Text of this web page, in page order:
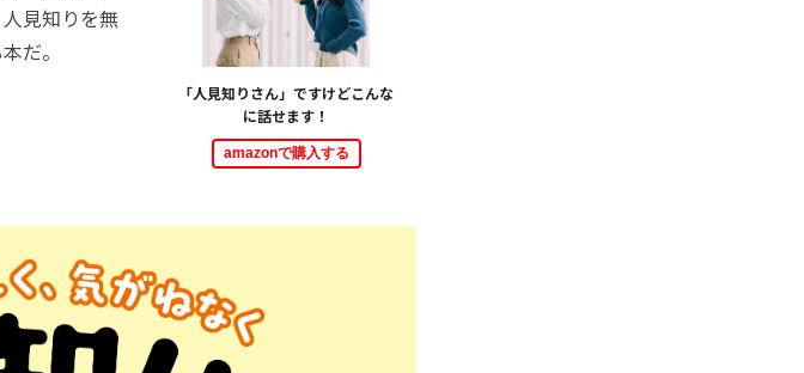
「人見知りさん」ですけどこんな
に話せます！
amazonで購入する
見知りを無
だ。